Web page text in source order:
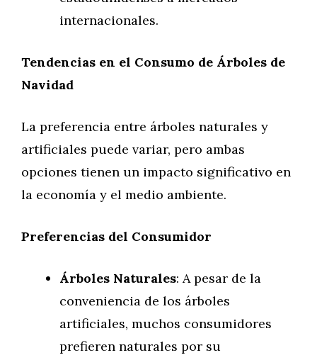
internacionales.
Tendencias en el Consumo de Árboles de
Navidad
La preferencia entre árboles naturales y
artificiales puede variar, pero ambas
opciones tienen un impacto significativo en
la economía y el medio ambiente.
Preferencias del Consumidor
Árboles Naturales: A pesar de la
conveniencia de los árboles
artificiales, muchos consumidores
prefieren naturales por su